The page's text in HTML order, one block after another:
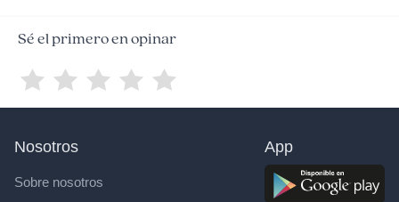
Sé el primero en opinar
Nosotros
Sobre nosotros
App